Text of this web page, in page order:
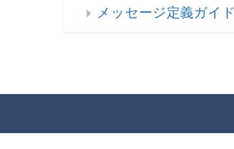
メッセージ定義ガイド